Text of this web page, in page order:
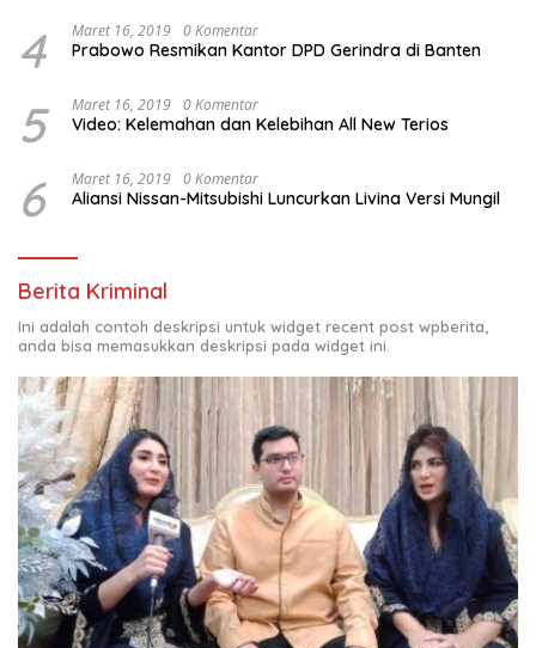
4 Maret 16, 2019 0 Komentar
Prabowo Resmikan Kantor DPD Gerindra di Banten
5 Maret 16, 2019 0 Komentar
Video: Kelemahan dan Kelebihan All New Terios
6 Maret 16, 2019 0 Komentar
Aliansi Nissan-Mitsubishi Luncurkan Livina Versi Mungil
Berita Kriminal
Ini adalah contoh deskripsi untuk widget recent post wpberita,
anda bisa memasukkan deskripsi pada widget ini.